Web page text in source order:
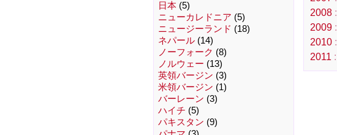
日本(5)
ニューカレドニア (5)
ニュージーランド (18)
ネパール(14)
ノーフォーク (8)
ノルウェー (13)
英領バージン (3)
米領バージン (1)
バーレーン (3)
ハイチ (5)
パキスタン (9)
2008:
2009:
2010:
2011 :